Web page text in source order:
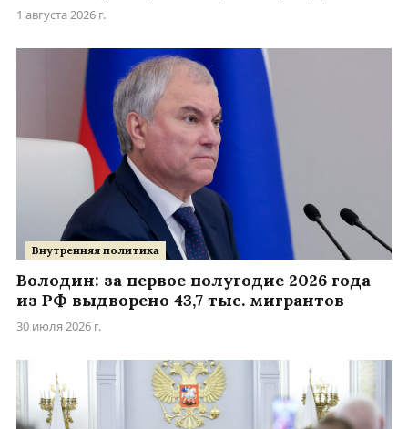
1 августа 2026 г.
Внутренняя политика
Володин: за первое полугодие 2026 года
из РФ выдворено 43,7 тыс. мигрантов
30 июля 2026 г.